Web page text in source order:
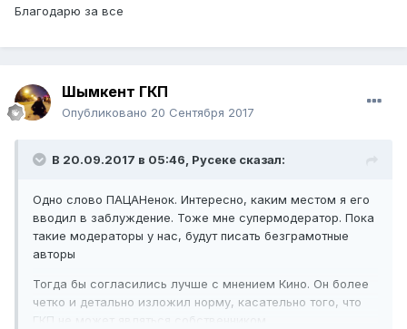
соответствии с целями своей деятельности, заданиями
Согласно пункту 1 статьи 188 ГК РК, п
признаваемое и охраняемое законодательными актами право
субъекта по своему усмотрению владеть, пользоваться и
Соответственно ГКП никак не может быть собственником
государство в лице уполномоченного органа
(территориального комитета государственного имущества)
Благодарю за все
Шымкент ГКП
Опубликовано 20 Сентября 2017
В 20.09.2017 в 05:46, Русеке сказал:
Одно слово ПАЦАНенок. Интересно, каким местом я его
вводил в заблуждение. Тоже мне супермодератор. Пока
такие модераторы у нас, будут писать безграмотные
авторы
Тогда бы согласились лучше с мнением Кино. Он более
четко и детально изложил норму, касательно того, что
ГКП не может являться собственником